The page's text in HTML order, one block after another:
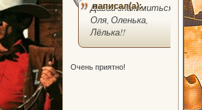
написал(а):
Давай знакомиться!
Оля, Оленька,
Лёлька!!
Очень приятно!